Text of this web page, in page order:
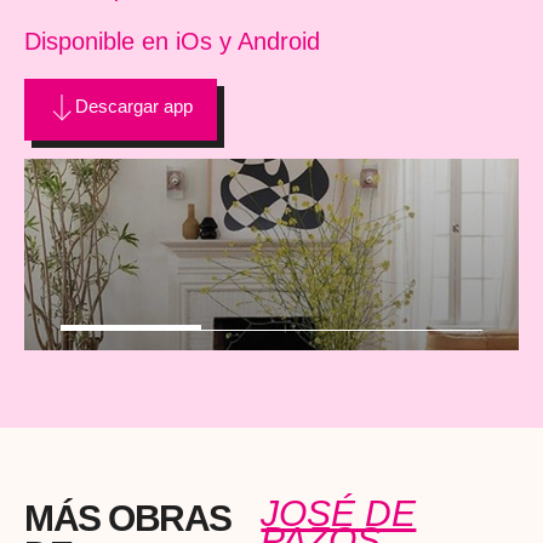
Disponible en iOs y Android
Descargar app
MÁS OBRAS
JOSÉ DE